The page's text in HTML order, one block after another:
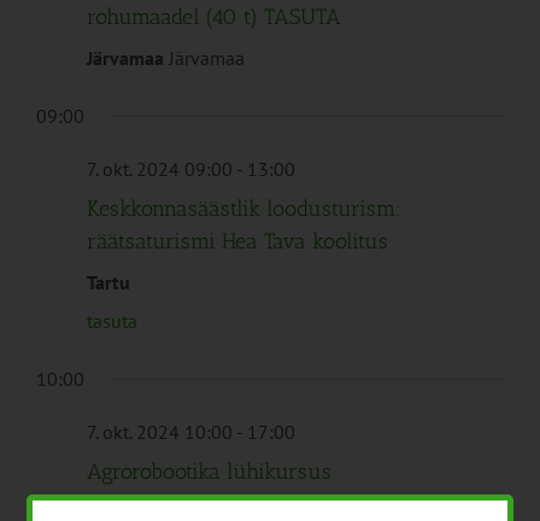
rohumaadel (40 t) TASUTA
Järvamaa Järvamaa
09:00
7. okt. 2024 09:00 - 13:00
Keskkonnasäästlik loodusturism:
räätsaturismi Hea Tava koolitus
Tartu
tasuta
10:00
7. okt. 2024 10:00 - 17:00
Agrorobootika lühikursus